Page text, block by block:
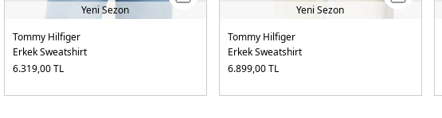
Yeni Sezon
Tommy Hilfiger
Erkek Sweatshirt
6.319,00TL
Yeni Sezon
Tommy Hilfiger
Erkek Sweatshirt
6.899,00TL